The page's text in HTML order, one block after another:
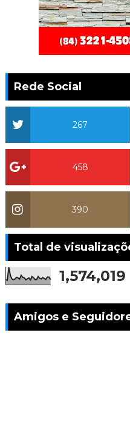
Rede Social
267
458
390
Total de
1,574,019
Amigos e